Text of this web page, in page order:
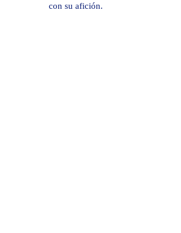
con su afición.